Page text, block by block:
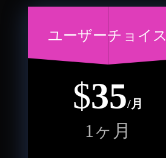
ユーザーチョイス
$35/月
1ヶ月